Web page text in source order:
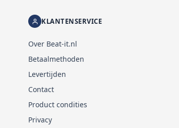
KLANTENSERVICE
Over Beat-it.nl
Betaalmethoden
Levertijden
Contact
Product condities
Privacy